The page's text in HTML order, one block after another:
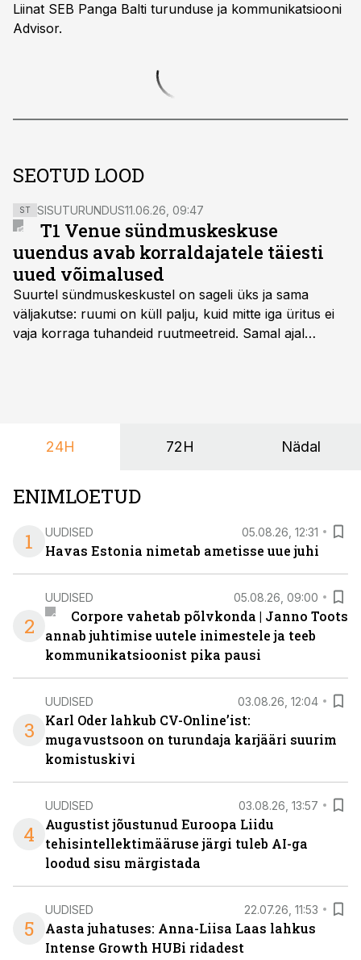
Liinat SEB Panga Balti turunduse ja kommunikatsiooni
Advisor.
SEOTUD LOOD
ST SISUTURUNDUS11.06.26, 09:47
T1 Venue sündmuskeskuse
uuendus avab korraldajatele täiesti
uued võimalused
Suurtel sündmuskeskustel on sageli üks ja sama
väljakutse: ruumi on küll palju, kuid mitte iga üritus ei
vaja korraga tuhandeid ruutmeetreid. Samal ajal
nendele vajadustele vastanud uuendusega, mis pakub
24H 72H Nädal
ENIMLOETUD
1
UUDISED 05.08.26, 12:31
Havas Estonia nimetab ametisse uue juhi
2
UUDISED 05.08.26, 09:00
Corpore vahetab põlvkonda | Janno Toots
annab juhtimise uutele inimestele ja teeb
kommunikatsioonist pika pausi
3
UUDISED 03.08.26, 12:04
Karl Oder lahkub CV-Online’ist:
mugavustsoon on turundaja karjääri suurim
komistuskivi
4
UUDISED 03.08.26, 13:57
Augustist jõustunud Euroopa Liidu
tehisintellektimääruse järgi tuleb AI-ga
loodud sisu märgistada
5
UUDISED 22.07.26, 11:53
Aasta juhatuses: Anna-Liisa Laas lahkus
Intense Growth HUBi ridadest